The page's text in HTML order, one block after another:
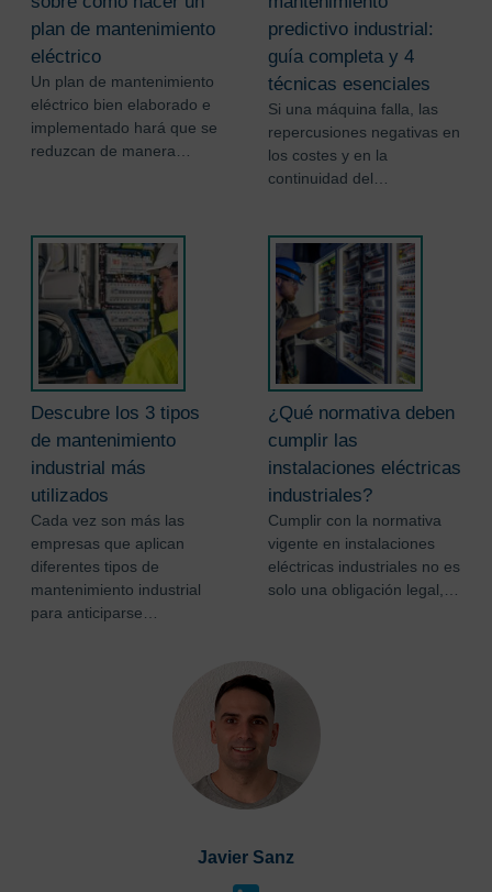
plan de mantenimiento
eléctrico
Un plan de mantenimiento
eléctrico bien elaborado e
implementado hará que se
reduzcan de manera…
predictivo industrial:
guía completa y 4
técnicas esenciales
Si una máquina falla, las
repercusiones negativas en
los costes y en la
continuidad del…
Descubre los 3 tipos
de mantenimiento
industrial más
utilizados
Cada vez son más las
empresas que aplican
diferentes tipos de
mantenimiento industrial
para anticiparse…
¿Qué normativa deben
cumplir las
instalaciones eléctricas
industriales?
Cumplir con la normativa
vigente en instalaciones
eléctricas industriales no es
solo una obligación legal,…
Javier Sanz